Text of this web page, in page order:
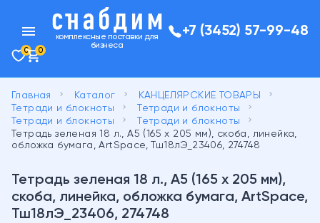
menu
комплексные поставки для
бизнеса
+7 (3452) 57-99-48
0 0
Главная keyboard_arrow_right Каталог keyboard_arrow_right КАНЦЕЛЯРСКИЕ ТОВАРЫ keyboard_arrow_right
Тетради и блокноты keyboard_arrow_right Тетради и блокноты keyboard_arrow_right
Тетради и блокноты keyboard_arrow_right Тетради и блокноты keyboard_arrow_right
Тетрадь зеленая 18 л., А5 (165 х 205 мм), скоба, линейка,
обложка бумага, ArtSpace, Тш18лЭ_23406, 274748
Тетрадь зеленая 18 л., А5 (165 х 205 мм),
скоба, линейка, обложка бумага, ArtSpace,
Тш18лЭ_23406, 274748